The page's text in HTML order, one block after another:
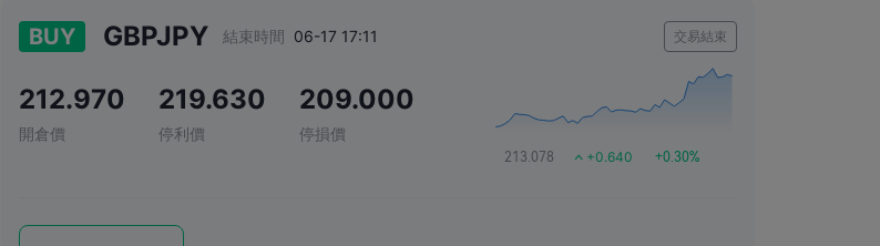
BUY GBPJPY 結束時間 06-17 17:11 交易結束
212.970
開倉價
219.630
停利價
209.000
停損價
213.078 +0.640 +0.30%